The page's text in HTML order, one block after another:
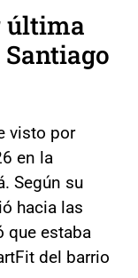
última
visto por
en la
Según su
hacia las
que estaba
del barrio